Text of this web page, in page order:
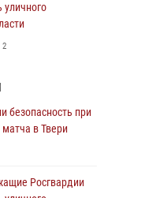
уличного
2
армии
Президента
безопасность при
в Твери
Росгвардии